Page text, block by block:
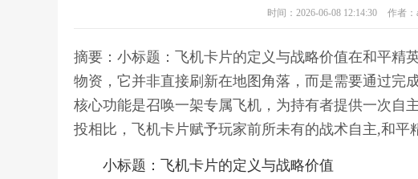
时间：2026-06-08 12:14:30 作者：
摘要：小标题：飞机卡片的定义与战略价值在和平精
物资，它并非直接刷新在地图角落，而是需要通过完
核心功能是召唤一架专属飞机，为持有者提供一次自
投相比，飞机卡片赋予玩家前所未有的战术自主,和
小标题：飞机卡片的定义与战略价值